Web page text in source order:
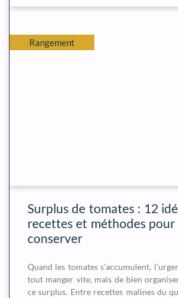
Rangement
Surplus de tomates : 12
recettes et méthodes pour
conserver
Quand les tomates s’accumulent,
tout manger vite, mais de bien
ce surplus. Entre recettes malines du